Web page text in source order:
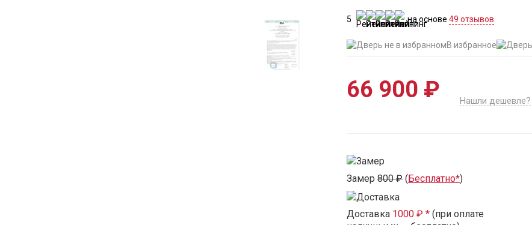
5 на основе 49 отзывов
В избранное
66 900 ₽ Нашли дешевле?
Замер 800 ₽ ( Бесплатно*)
Доставка 1000 ₽ * (при оплате